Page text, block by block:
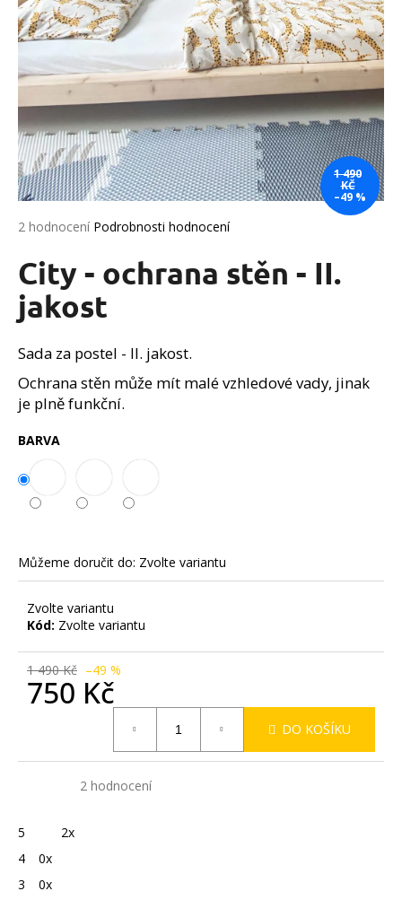
Průměrné
produktu
je
5,0
5
hvězdiček.
2 hodnocení Podrobnosti hodnocení
City - ochrana stěn - II.
jakost
Sada za postel - II. jakost.
Ochrana stěn může mít malé vzhledové vady, jinak
je plně funkční.
BARVA
Můžeme doručit do: Zvolte variantu
Zvolte variantu
Kód: Zvolte variantu
1 490 Kč –49 %
750 Kč
DO KOŠÍKU
Průměrné
2 hodnocení
5
2x
4
0x
3
0x
1 490
KČ
–49 %
a
j
í
t
?
D
o
p
o
r
u
č
j
m